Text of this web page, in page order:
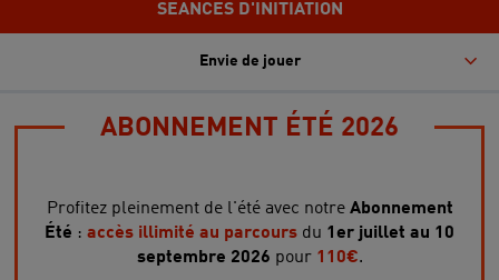
SÉANCES D'INITIATION
Envie de jouer
ABONNEMENT ÉTÉ 2026
Profitez pleinement de l'été avec notre Abonnement
Été : accès illimité au parcours du 1er juillet au 10
septembre 2026 pour 110€.